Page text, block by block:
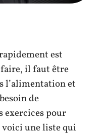
est
il faut être
l’alimentation et
de
exercices pour
une liste qui